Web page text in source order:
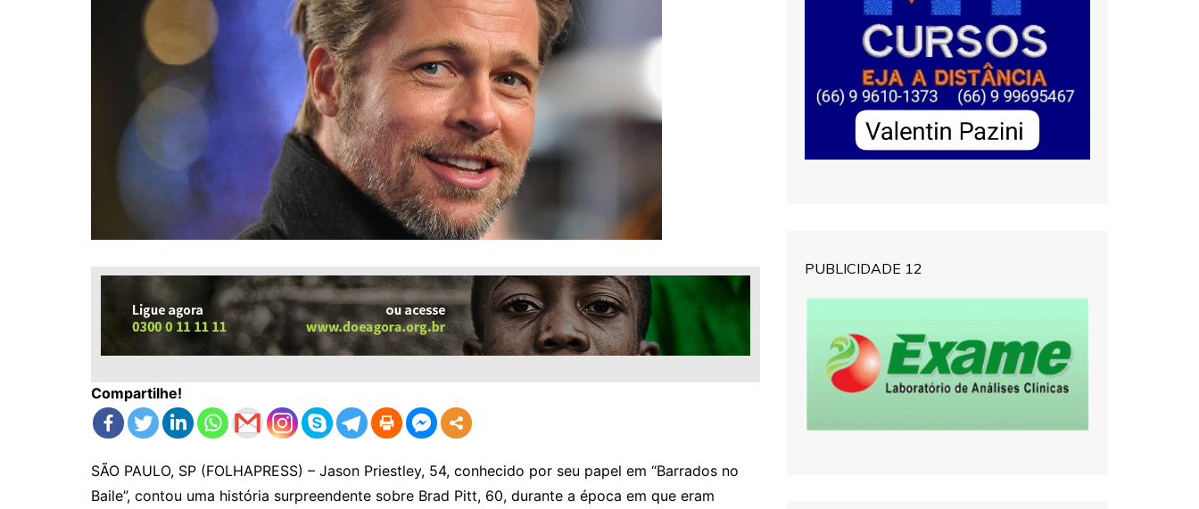
Política
Saúde
Compartilhe!
SÃO PAULO, SP (FOLHAPRESS) – Jason Priestley, 54, conhecido por seu papel em “Barrados no
Baile”, contou uma história surpreendente sobre Brad Pitt, 60, durante a época em que eram
PUBLICIDADE 12